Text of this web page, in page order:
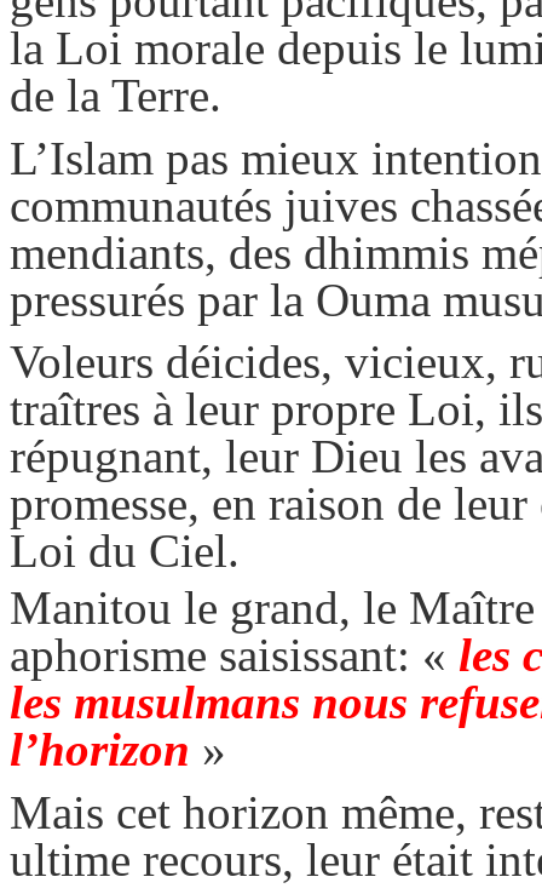
la Loi morale depuis le
de la Terre.
L’Islam pas mieux
communautés juives
mendiants, des dhimmis
pressurés par la Ouma
Voleurs déicides, vicieux,
traîtres à leur propre Loi,
répugnant, leur Dieu les
promesse, en raison de
Loi du Ciel.
Manitou le grand, le Maître
aphorisme saisissant: « les
les musulmans nous
l’horizon »
Mais cet horizon même,
ultime recours, leur était